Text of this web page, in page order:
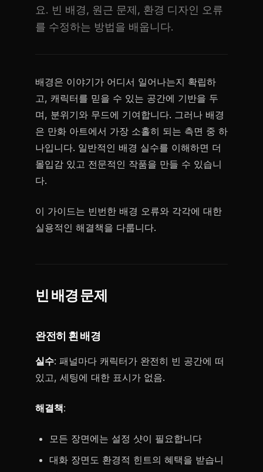
요. 빈 배경, 원근 문제, 환경 디자인 오류
를 수정하는 방법을 배웁니다.
배경은 이야기가 어디서 일어나는지 확립하
고, 캐릭터를 믿을 수 있는 공간에 기반을 두
며, 분위기와 무드에 기여합니다. 그러나 배경
은 만화 아트에서 가장 소홀히 되는 측면 중 하
나입니다. 일반적인 배경 실수를 이해하면 더
몰입감 있고 전문적인 작품을 만들 수 있습니
다.
이 가이드는 빈번한 배경 오류와 각각에 대한
실용적인 해결책을 다룹니다.
빈 배경 문제
완전히 흰 배경
실수: 패널마다 캐릭터가 완전히 빈 공간에 떠
있고, 세팅에 대한 표시가 없음.
해결책:
모든 장면에는 설정 샷이 필요합니다
대화 장면도 환경적 힌트의 혜택을 받습니